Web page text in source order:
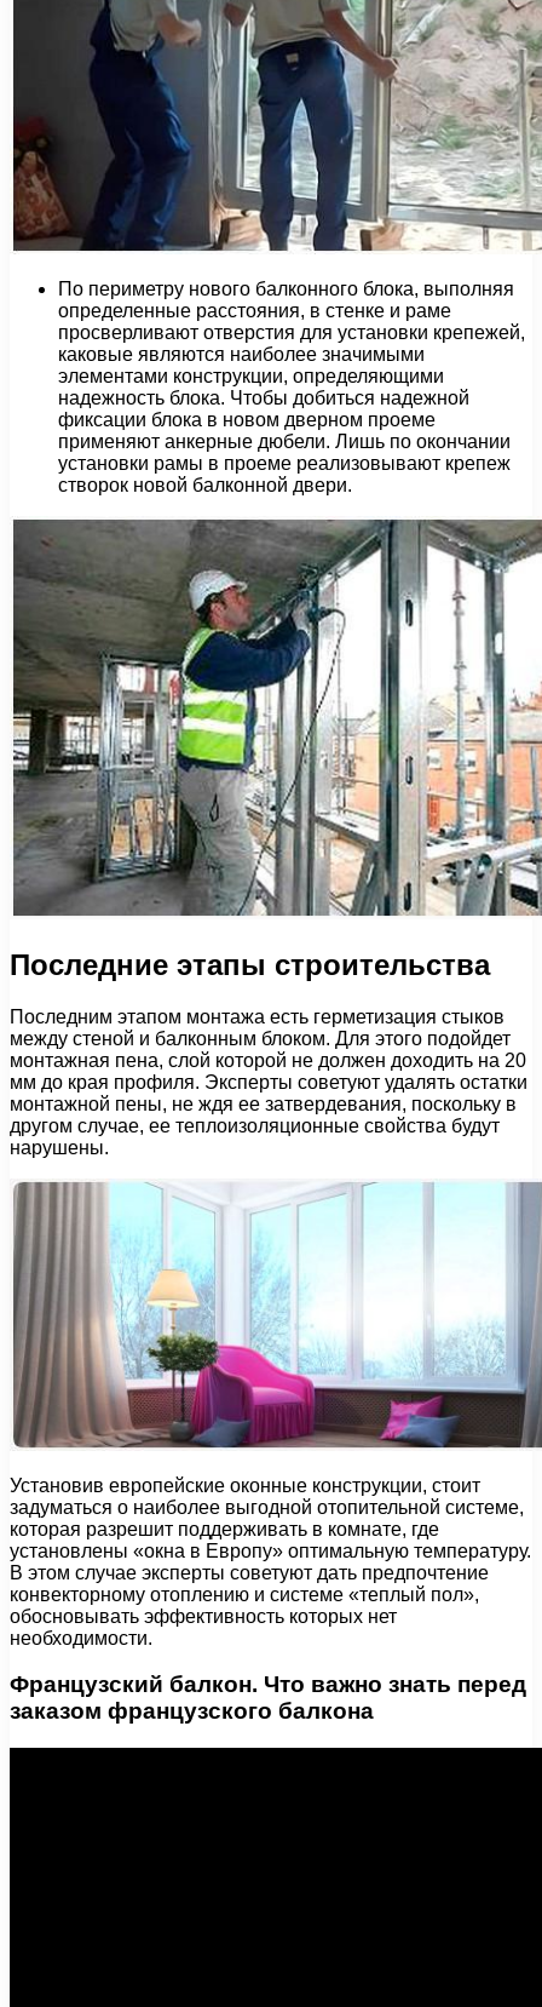
По периметру нового балконного блока, выполняя
определенные расстояния, в стенке и раме
просверливают отверстия для установки крепежей,
каковые являются наиболее значимыми
элементами конструкции, определяющими
надежность блока. Чтобы добиться надежной
фиксации блока в новом дверном проеме
применяют анкерные дюбели. Лишь по окончании
установки рамы в проеме реализовывают крепеж
створок новой балконной двери.
Последние этапы строительства
Последним этапом монтажа есть герметизация стыков
между стеной и балконным блоком. Для этого подойдет
монтажная пена, слой которой не должен доходить на 20
мм до края профиля. Эксперты советуют удалять остатки
монтажной пены, не ждя ее затвердевания, поскольку в
другом случае, ее теплоизоляционные свойства будут
нарушены.
Установив европейские оконные конструкции, стоит
задуматься о наиболее выгодной отопительной системе,
которая разрешит поддерживать в комнате, где
установлены «окна в Европу» оптимальную температуру.
В этом случае эксперты советуют дать предпочтение
конвекторному отоплению и системе «теплый пол»,
обосновывать эффективность которых нет
необходимости.
Французский балкон. Что важно знать перед
заказом французского балкона